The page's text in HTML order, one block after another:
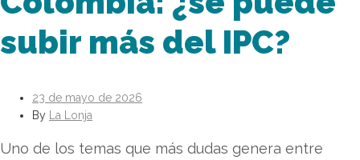
subir más del IPC?
23 de mayo de 2026
By La Lonja
Uno de los temas que más dudas genera entre